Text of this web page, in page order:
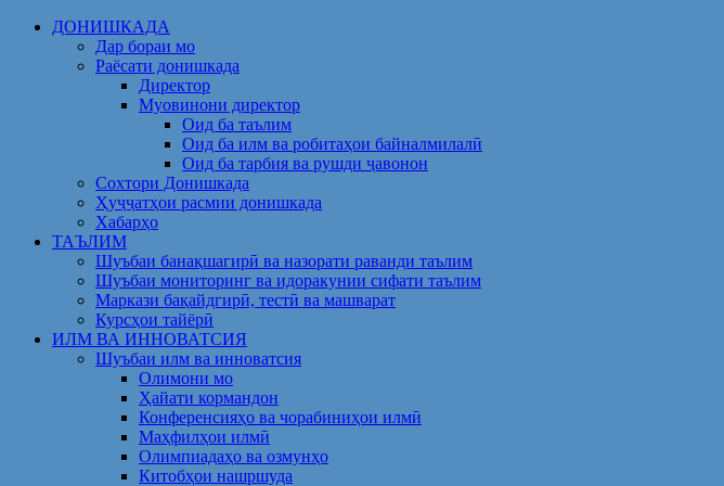
Skip
ДОНИШКАДА
Дар бораи мо
Раёсати донишкада
Директор
Муовинони директор
Оид ба таълим
Оид ба илм ва робитаҳои байналмилалӣ
Оид ба тарбия ва рушди ҷавонон
Сохтори Донишкада
Ҳуҷҷатҳои расмии донишкада
Хабарҳо
ТАЪЛИМ
Шуъбаи банақшагирӣ ва назорати раванди таълим
Шуъбаи мониторинг ва идоракунии сифати таълим
Маркази бақайдгирӣ, тестӣ ва машварат
Курсҳои тайёрӣ
ИЛМ ВА ИННОВАТСИЯ
Шуъбаи илм ва инноватсия
Олимони мо
Ҳайати кормандон
Конференсияҳо ва чорабиниҳои илмӣ
Маҳфилҳои илмӣ
Олимпиадаҳо ва озмунҳо
Китобҳои нашршуда